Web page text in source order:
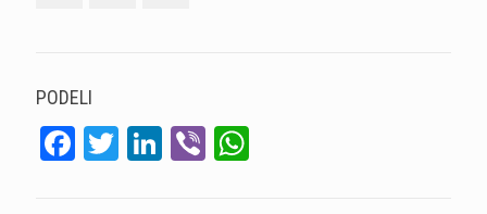
PODELI
Facebook
Twitter
LinkedIn
Viber